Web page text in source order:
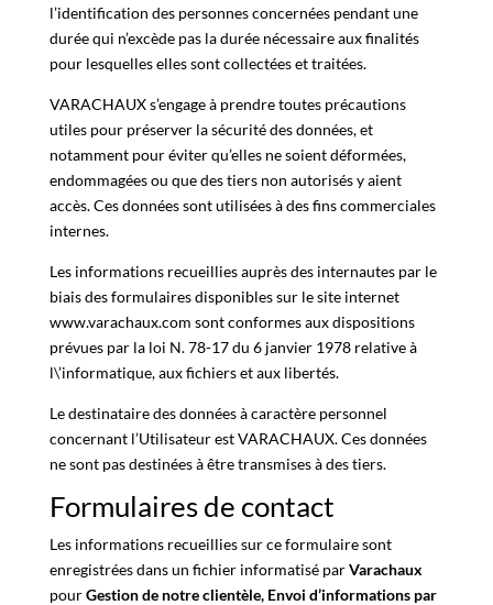
l’identification des personnes concernées pendant une
durée qui n’excède pas la durée nécessaire aux finalités
pour lesquelles elles sont collectées et traitées.
VARACHAUX s’engage à prendre toutes précautions
utiles pour préserver la sécurité des données, et
notamment pour éviter qu’elles ne soient déformées,
endommagées ou que des tiers non autorisés y aient
accès. Ces données sont utilisées à des fins commerciales
internes.
Les informations recueillies auprès des internautes par le
biais des formulaires disponibles sur le site internet
www.varachaux.com sont conformes aux dispositions
prévues par la loi N. 78-17 du 6 janvier 1978 relative à
l\’informatique, aux fichiers et aux libertés.
Le destinataire des données à caractère personnel
concernant l’Utilisateur est VARACHAUX. Ces données
ne sont pas destinées à être transmises à des tiers.
Formulaires de contact
Les informations recueillies sur ce formulaire sont
enregistrées dans un fichier informatisé parVarachaux
pourGestion de notre clientèle, Envoi d’informations par